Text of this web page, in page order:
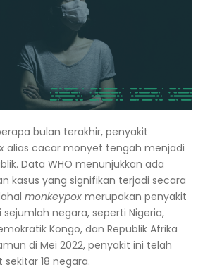
bulan terakhir, penyakit
alias cacar monyet tengah menjadi
Data WHO menunjukkan ada
kasus yang signifikan terjadi secara
monkeypox merupakan penyakit
negara, seperti Nigeria,
Kongo, dan Republik Afrika
di Mei 2022, penyakit ini telah
18 negara.